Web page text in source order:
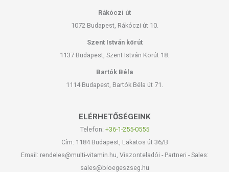
Rákóczi út
1072 Budapest, Rákóczi út 10.
Szent István körút
1137 Budapest, Szent István Körút 18.
Bartók Béla
1114 Budapest, Bartók Béla út 71.
ELÉRHETŐSÉGEINK
Telefon: +36-1-255-0555
Cím: 1184 Budapest, Lakatos út 36/B
Email: rendeles@multi-vitamin.hu, Viszonteladói - Partneri - Sales:
sales@bioegeszseg.hu